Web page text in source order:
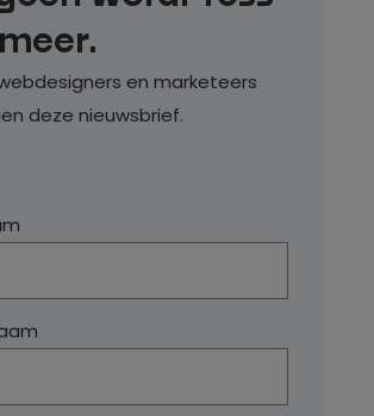
en marketeers
deze nieuwsbrief.